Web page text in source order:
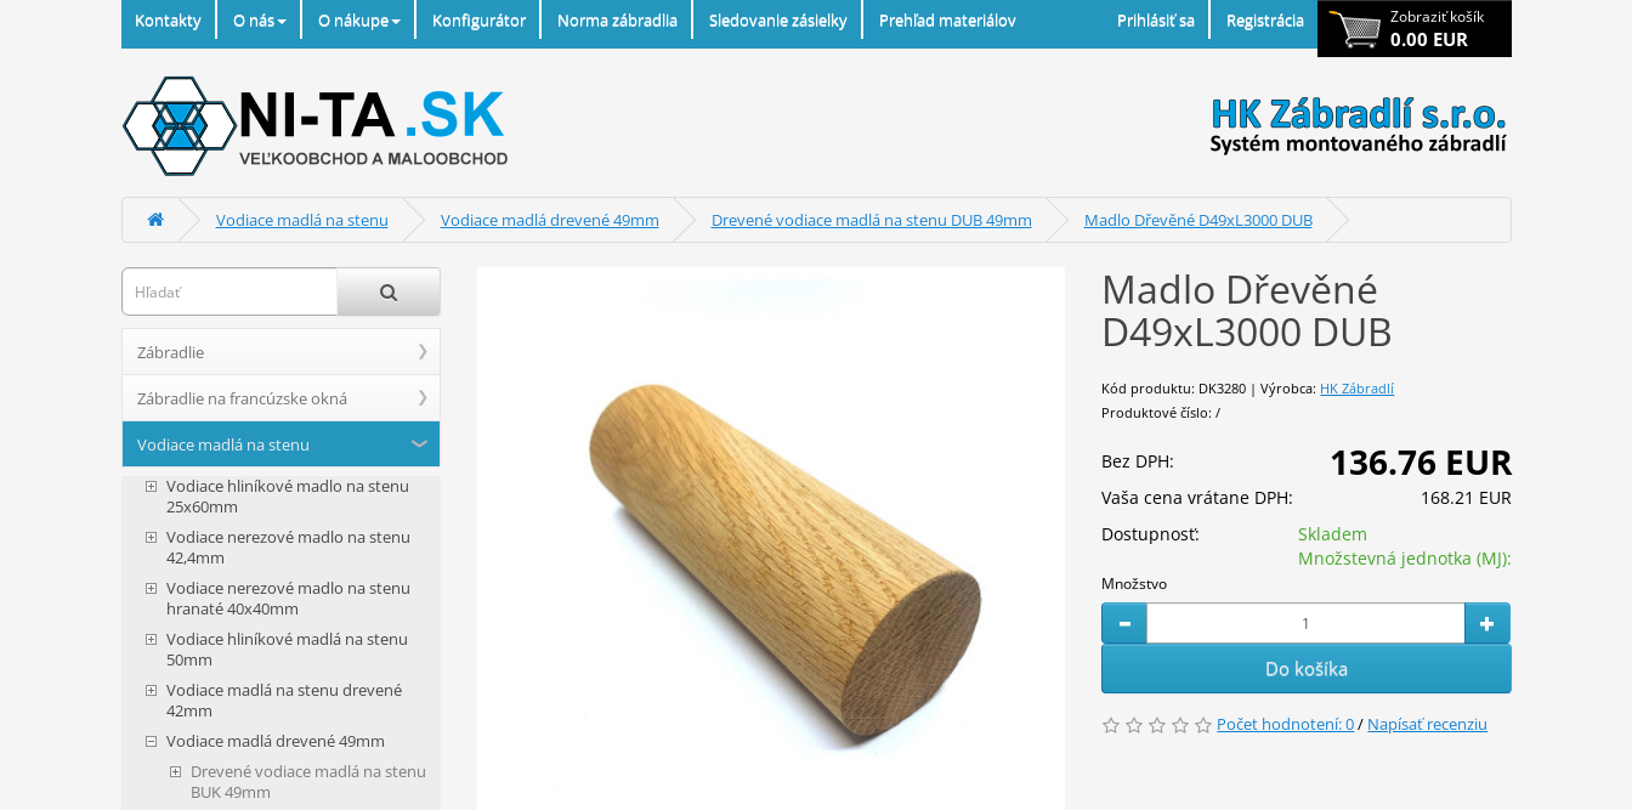
Zobraziť košík
0.00 EUR
Kontakty O nás O nákupe Konfigurátor Norma zábradlia Sledovanie zásielky Prehľad materiálov Prihlásiť sa Registrácia
Vodiace madlá na stenu Vodiace madlá drevené 49mm Drevené vodiace madlá na stenu DUB 49mm Madlo Dřevěné D49xL3000 DUB
Zábradlie
Zábradlie na francúzske okná
Vodiace madlá na stenu
Vodiace hliníkové madlo na stenu
25x60mm
Vodiace nerezové madlo na stenu
42,4mm
Vodiace nerezové madlo na stenu
hranaté 40x40mm
Vodiace hliníkové madlá na stenu
50mm
Vodiace madlá na stenu drevené
42mm
Vodiace madlá drevené 49mm
Drevené vodiace madlá na stenu
BUK 49mm
Madlo Dřevěné
D49xL3000 DUB
Kód produktu: DK3280 | Výrobca: HK Zábradlí
Produktové číslo: /
Bez DPH: 136.76 EUR
Vaša cena vrátane DPH:
168.21 EUR
Dostupnosť:
Skladem
Množstevná jednotka (MJ):
Množstvo
Do košíka
Počet hodnotení: 0/ Napísať recenziu